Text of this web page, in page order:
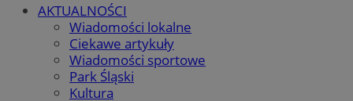
AKTUALNOŚCI
Wiadomości lokalne
Ciekawe artykuły
Wiadomości sportowe
Park Śląski
Kultura